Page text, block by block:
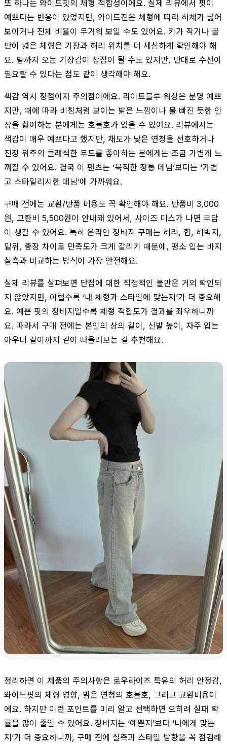
또 하나는 와이드핏의 체형 적합성이에요. 실제 리뷰에서 핏이
예쁘다는 반응이 있었지만, 와이드진은 체형에 따라 하체가 넓어
보이거나 전체 비율이 무거워 보일 수도 있어요. 키가 작거나 골
반이 넓은 체형은 기장과 허리 위치를 더 세심하게 확인해야 해
요. 발까지 오는 기장감이 장점이 될 수도 있지만, 반대로 수선이
필요할 수 있다는 점도 같이 생각해야 해요.
색감 역시 장점이자 주의점이에요. 라이트블루 워싱은 분명 예쁘
지만, 때에 따라 비침처럼 보이는 밝은 느낌이나 물 빠진 듯한 인
상을 싫어하는 분에게는 호불호가 있을 수 있어요. 리뷰에서는
색감이 매우 예쁘다고 했지만, 채도가 낮은 연청을 선호하거나
진청 위주의 클래식한 무드를 좋아하는 분에게는 조금 가볍게 느
껴질 수 있어요. 결국 이 팬츠는 ‘묵직한 정통 데님’보다는 ‘가볍
고 스타일리시한 데님’에 가까워요.
구매 전에는 교환/반품 비용도 꼭 확인해야 해요. 반품비 3,000
원, 교환비 5,500원이 안내돼 있어서, 사이즈 미스가 나면 부담
이 생길 수 있어요. 특히 온라인 청바지 구매는 허리, 힙, 허벅지,
밑위, 총장 차이로 만족도가 크게 갈리기 때문에, 평소 입는 바지
실측과 비교하는 방식이 가장 안전해요.
실제 리뷰를 살펴보면 단점에 대한 직접적인 불만은 거의 확인되
지 않았지만, 이럴수록 ‘내 체형과 스타일에 맞는지’가 더 중요해
요. 예쁜 핏의 청바지일수록 체형 적합도가 결과를 좌우하니까
요. 따라서 구매 전에는 본인의 상의 길이, 신발 높이, 자주 입는
아우터 길이까지 같이 떠올려보는 걸 추천해요.
정리하면 이 제품의 주의사항은 로우라이즈 특유의 허리 안정감,
와이드핏의 체형 영향, 밝은 연청의 호불호, 그리고 교환비용이
에요. 하지만 이런 포인트를 미리 알고 선택하면 오히려 실패 확
률을 많이 줄일 수 있어요. 청바지는 ‘예쁜지’보다 ‘나에게 맞는
지’가 더 중요하니까, 구매 전에 실측과 스타일 방향을 꼭 점검해